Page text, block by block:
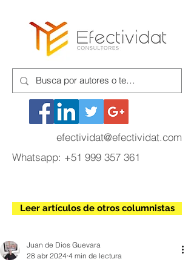
efectividat@efectividat.com
Whatsapp: +51 999 357 361
Leer artículos de otros columnistas
Juan de Dios Guevara
28 abr 2024 4 min de lectura